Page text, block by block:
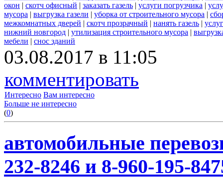
окон | скотч офисный | заказать газель | услуги погрузчика |
мусора | выгрузка газели | уборка от строительного мусора |
межкомнатных дверей | скотч прозрачный | нанять газель |
нижний новгород | утилизация строительного мусора |
мебели | снос зданий
03.08.2017 в 11:05
комментировать
Интересно Вам интересно
Больше не интересно
(0)
автомобильные
232-8246 и 8-960-195-